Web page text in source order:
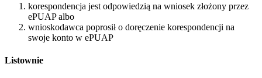
korespondencja jest odpowiedzią na wniosek złożony przez
ePUAP albo
wnioskodawca poprosił o doręczenie korespondencji na
swoje konto w ePUAP
Listownie